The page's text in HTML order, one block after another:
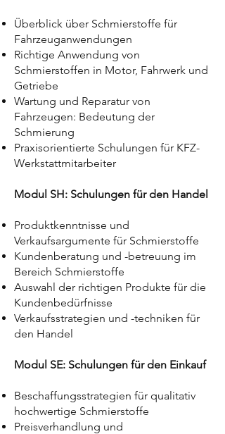
Überblick über Schmierstoffe für
Fahrzeuganwendungen
Richtige Anwendung von
Schmierstoffen in Motor, Fahrwerk und
Getriebe
Wartung und Reparatur von
Fahrzeugen: Bedeutung der
Schmierung
Praxisorientierte Schulungen für KFZ-
Werkstattmitarbeiter
Modul SH: Schulungen für den Handel
Produktkenntnisse und
Verkaufsargumente für Schmierstoffe
Kundenberatung und -betreuung im
Bereich Schmierstoffe
Auswahl der richtigen Produkte für die
Kundenbedürfnisse
Verkaufsstrategien und -techniken für
den Handel
Modul SE: Schulungen für den Einkauf
Beschaffungsstrategien für qualitativ
hochwertige Schmierstoffe
Preisverhandlung und